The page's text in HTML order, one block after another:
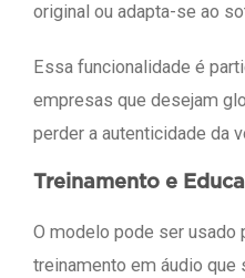
original ou adapta-se ao
Essa funcionalidade é
empresas que desejam
perder a autenticidade da
Treinamento e
O modelo pode ser usado
treinamento em áudio que